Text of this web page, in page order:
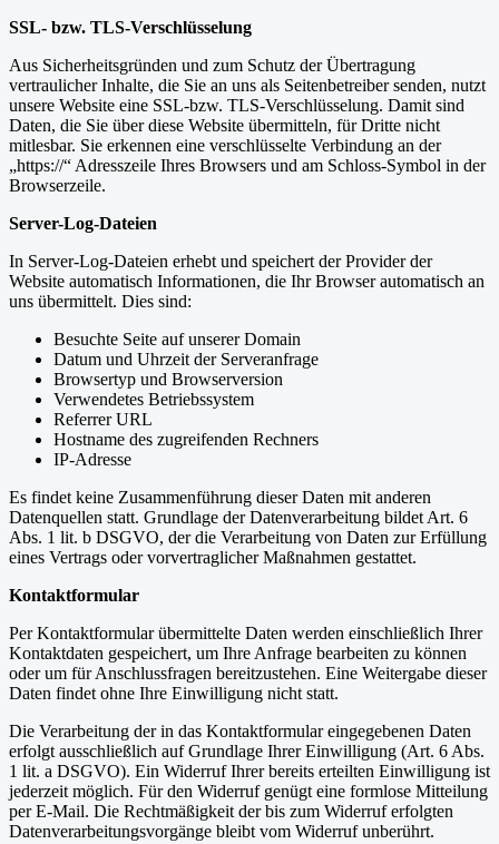
SSL- bzw. TLS-Verschlüsselung
Aus Sicherheitsgründen und zum Schutz der Übertragung
vertraulicher Inhalte, die Sie an uns als Seitenbetreiber senden, nutzt
unsere Website eine SSL-bzw. TLS-Verschlüsselung. Damit sind
Daten, die Sie über diese Website übermitteln, für Dritte nicht
mitlesbar. Sie erkennen eine verschlüsselte Verbindung an der
„https://“ Adresszeile Ihres Browsers und am Schloss-Symbol in der
Browserzeile.
Server-Log-Dateien
In Server-Log-Dateien erhebt und speichert der Provider der
Website automatisch Informationen, die Ihr Browser automatisch an
uns übermittelt. Dies sind:
Besuchte Seite auf unserer Domain
Datum und Uhrzeit der Serveranfrage
Browsertyp und Browserversion
Verwendetes Betriebssystem
Referrer URL
Hostname des zugreifenden Rechners
IP-Adresse
Es findet keine Zusammenführung dieser Daten mit anderen
Datenquellen statt. Grundlage der Datenverarbeitung bildet Art. 6
Abs. 1 lit. b DSGVO, der die Verarbeitung von Daten zur Erfüllung
eines Vertrags oder vorvertraglicher Maßnahmen gestattet.
Kontaktformular
Per Kontaktformular übermittelte Daten werden einschließlich Ihrer
Kontaktdaten gespeichert, um Ihre Anfrage bearbeiten zu können
oder um für Anschlussfragen bereitzustehen. Eine Weitergabe dieser
Daten findet ohne Ihre Einwilligung nicht statt.
Die Verarbeitung der in das Kontaktformular eingegebenen Daten
erfolgt ausschließlich auf Grundlage Ihrer Einwilligung (Art. 6 Abs.
1 lit. a DSGVO). Ein Widerruf Ihrer bereits erteilten Einwilligung ist
jederzeit möglich. Für den Widerruf genügt eine formlose Mitteilung
per E-Mail. Die Rechtmäßigkeit der bis zum Widerruf erfolgten
Datenverarbeitungsvorgänge bleibt vom Widerruf unberührt.